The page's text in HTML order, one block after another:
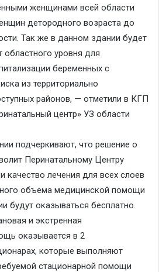
женщинами всей области
детородного возраста до
Так же в данном здании будет
областного уровня для
беременных с
из территориально
районов, — отметили в КГП
центр» УЗ области
подчеркивают, что решение о
Перинатальному Центру
качество лечения для всех слоев
объема медицинской помощи
будут оказываться бесплатно.
и экстренная
оказывается в 2
которые выполняют
стационарной помощи